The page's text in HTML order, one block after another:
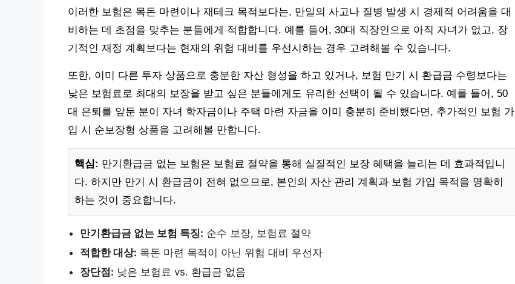
이러한 보험은 목돈 마련이나 재테크 목적보다는, 만일의 사고나 질병 발생 시 경제적 어려움을 대
비하는 데 초점을 맞추는 분들에게 적합합니다. 예를 들어, 30대 직장인으로 아직 자녀가 없고, 장
기적인 재정 계획보다는 현재의 위험 대비를 우선시하는 경우 고려해볼 수 있습니다.
또한, 이미 다른 투자 상품으로 충분한 자산 형성을 하고 있거나, 보험 만기 시 환급금 수령보다는
낮은 보험료로 최대의 보장을 받고 싶은 분들에게도 유리한 선택이 될 수 있습니다. 예를 들어, 50
대 은퇴를 앞둔 분이 자녀 학자금이나 주택 마련 자금을 이미 충분히 준비했다면, 추가적인 보험 가
입 시 순보장형 상품을 고려해볼 만합니다.
핵심: 만기환급금 없는 보험은 보험료 절약을 통해 실질적인 보장 혜택을 늘리는 데 효과적입니
다. 하지만 만기 시 환급금이 전혀 없으므로, 본인의 자산 관리 계획과 보험 가입 목적을 명확히
하는 것이 중요합니다.
만기환급금 없는 보험 특징: 순수 보장, 보험료 절약
적합한 대상: 목돈 마련 목적이 아닌 위험 대비 우선자
장단점: 낮은 보험료 vs. 환급금 없음